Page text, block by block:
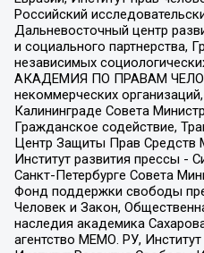
Российский
Дальневосточный центр
и социального партнерства,
независимых
АКАДЕМИЯ ПО ПРАВАМ
некоммерческих
Калининграде Совета
Гражданское содействие,
Центр Защиты Прав Средств
Институт развития прессы -
Санкт-Петербурге Совета
Фонд поддержки свободы
Человек и Закон,
наследия академика
агентство МЕМО. РУ,